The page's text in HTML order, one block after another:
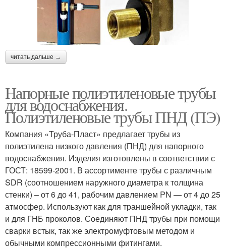
читать дальше →
Напорные полиэтиленовые трубы
для водоснабжения.
Полиэтиленовые трубы ПНД (ПЭ)
Компания «Труба-Пласт» предлагает трубы из
полиэтилена низкого давления (ПНД) для напорного
водоснабжения. Изделия изготовлены в соответствии с
ГОСТ: 18599-2001. В ассортименте трубы с различным
SDR (соотношением наружного диаметра к толщина
стенки) – от 6 до 41, рабочим давлением PN — от 4 до 25
атмосфер. Используют как для траншейной укладки, так
и для ГНБ проколов. Соединяют ПНД трубы при помощи
сварки встык, так же электромуфтовым методом и
обычными компрессионными фитингами.